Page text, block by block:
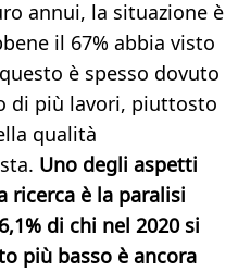
annui, la situazione è
il 67% abbia visto
è spesso dovuto
di più lavori, piuttosto
qualità
Uno degli aspetti
ricerca è la paralisi
di chi nel 2020 si
più basso è ancora